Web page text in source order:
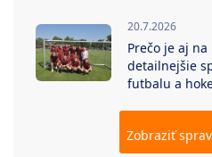
20.7.2026
Prečo je aj
detailnejšie
futbalu a
Zobraziť